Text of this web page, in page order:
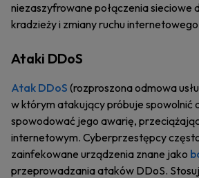
niezaszyfrowane połączenia sieciowe
kradzieży i zmiany ruchu
Ataki DDoS
Atak DDoS (rozproszona odmowa
w którym atakujący próbuje spowolnić
spowodować jego awarię,
internetowym. Cyberprzestępcy
zainfekowane urządzenia znane jako
przeprowadzania ataków DDoS.